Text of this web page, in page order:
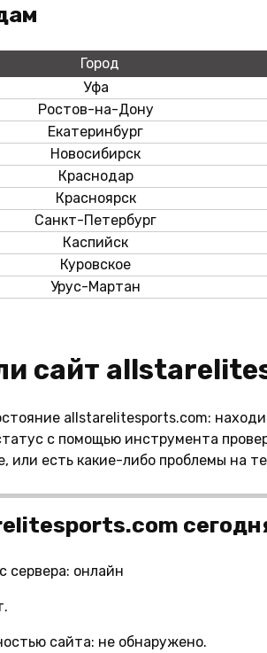
Город
Уфа
Ростов-на-Дону
Екатеринбург
Новосибирск
Краснодар
Красноярск
Санкт-Петербург
Каспийск
Куровское
Урус-Мартан
ли сайт
allstarelitesports.com:
с помощью инструмента
или есть какие-либо проблемы на
сервера: онлайн
сайта: не обнаружено.